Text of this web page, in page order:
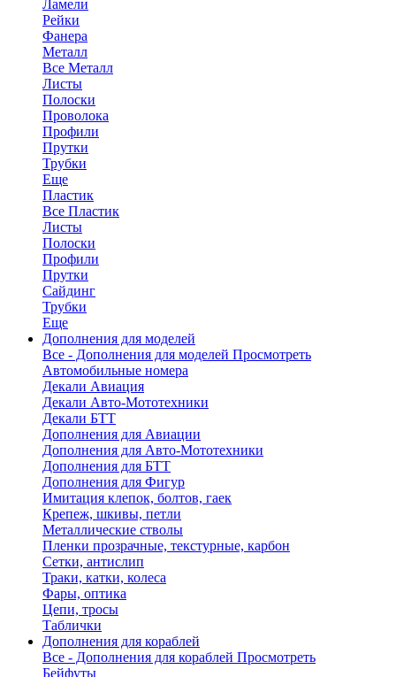
Ламели
Рейки
Фанера
Металл
Все Металл
Листы
Полоски
Проволока
Профили
Прутки
Трубки
Еще
Пластик
Все Пластик
Листы
Полоски
Профили
Прутки
Сайдинг
Трубки
Еще
Дополнения для моделей
Все - Дополнения для моделей Просмотреть
Автомобильные номера
Декали Авиация
Декали Авто-Мототехники
Декали БТТ
Дополнения для Авиации
Дополнения для Авто-Мототехники
Дополнения для БТТ
Дополнения для Фигур
Имитация клепок, болтов, гаек
Крепеж, шкивы, петли
Металлические стволы
Пленки прозрачные, текстурные, карбон
Сетки, антислип
Траки, катки, колеса
Фары, оптика
Цепи, тросы
Таблички
Дополнения для кораблей
Все - Дополнения для кораблей Просмотреть
Бейфуты